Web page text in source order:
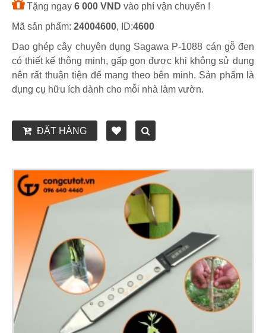
Tặng ngay 6 000 VND vào phí vận chuyển !
Mã sản phẩm: 24004600, ID:4600
Dao ghép cây chuyên dụng Sagawa P-1088 cán gỗ đen
có thiết kế thông minh, gấp gọn được khi không sử dụng
nên rất thuận tiện để mang theo bên minh. Sản phẩm là
dụng cụ hữu ích dành cho mỗi nhà làm vườn.
ĐẶT HÀNG